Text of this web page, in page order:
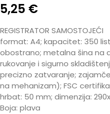
5,25 €
REGISTRATOR SAMOSTOJEĆI
format: A4; kapacitet: 350
obostrano; metalna šina na
rukovanje i sigurno
precizno zatvaranje;
na mehanizam); FSC
hrbat: 50 mm; dimenzija:
Boja: plava